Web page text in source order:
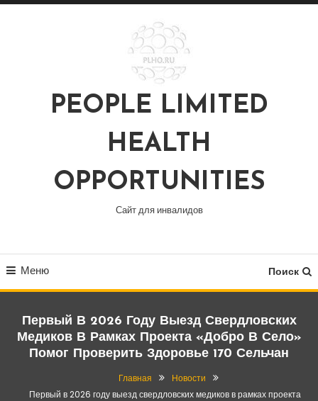
Перейти
PEOPLE LIMITED
HEALTH
OPPORTUNITIES
Сайт для инвалидов
Меню Поиск
Первый В 2026 Году Выезд Свердловских
Медиков В Рамках Проекта «Добро В Село»
Помог Проверить Здоровье 170 Сельчан
Главная
Новости
Первый в 2026 году выезд свердловских медиков в рамках проекта